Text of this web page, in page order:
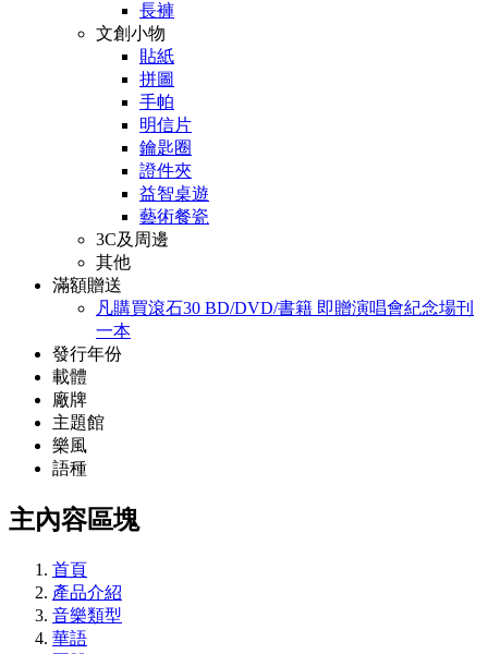
長褲
文創小物
貼紙
拼圖
手帕
明信片
鑰匙圈
證件夾
益智桌遊
藝術餐瓷
3C及周邊
其他
滿額贈送
凡購買滾石30 BD/DVD/書籍 即贈演唱會紀念場刊
一本
發行年份
載體
廠牌
主題館
樂風
語種
主內容區塊
首頁
產品介紹
音樂類型
華語